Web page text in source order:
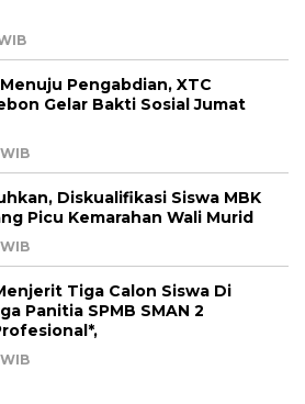
Pengabdian, XTC
Gelar Bakti Sosial Jumat
Diskualifikasi Siswa MBK
Picu Kemarahan Wali Murid
Tiga Calon Siswa Di
Panitia SPMB SMAN 2